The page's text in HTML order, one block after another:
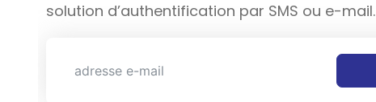
solution d’authentification par SMS ou e-mail.